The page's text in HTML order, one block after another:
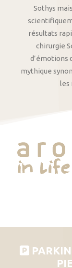
Sothys
résultats
chirurgie
d’émotions
mythique
les